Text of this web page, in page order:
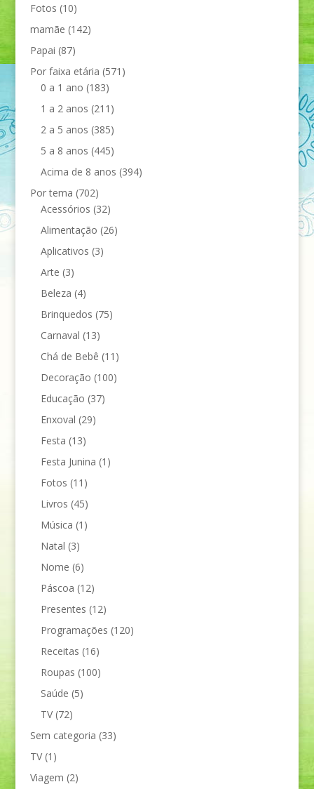
Fotos (10)
mamãe (142)
Papai (87)
Por faixa etária (571)
0 a 1 ano (183)
1 a 2 anos (211)
2 a 5 anos (385)
5 a 8 anos (445)
Acima de 8 anos (394)
Por tema (702)
Acessórios (32)
Alimentação (26)
Aplicativos (3)
Arte (3)
Beleza (4)
Brinquedos (75)
Carnaval (13)
Chá de Bebê (11)
Decoração (100)
Educação (37)
Enxoval (29)
Festa (13)
Festa Junina (1)
Fotos (11)
Livros (45)
Música (1)
Natal (3)
Nome (6)
Páscoa (12)
Presentes (12)
Programações (120)
Receitas (16)
Roupas (100)
Saúde (5)
TV(72)
Sem categoria (33)
TV(1)
Viagem (2)